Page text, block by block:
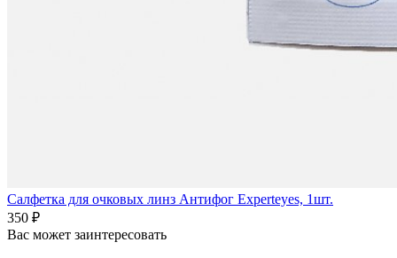
Салфетка для очковых линз Антифог Experteyes, 1шт.
350 ₽
Вас может заинтересовать